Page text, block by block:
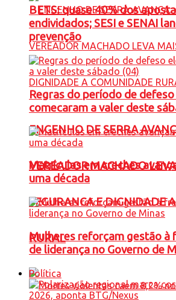
ENGENHO DE SERRA
VEREADOR MACHADO
SEGURANCA E DIGNIDADE
RURAL
BETS: quase 40% dos
endividados; SESI e SENAI
prevenção
Regras do período de
comecaram a valer deste
Matrículas em creches
uma década
Mulheres reforçam gestão à
de liderança no Governo de
Política